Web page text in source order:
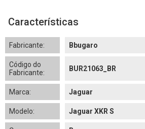
Características
Fabricante: Bbugaro
Código do
Fabricante:
BUR21063_BR
Marca: Jaguar
Modelo: Jaguar XKR S